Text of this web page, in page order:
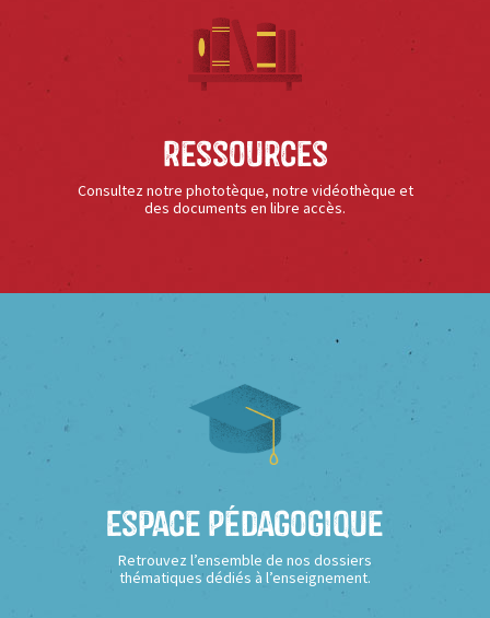
Ressources
Consultez notre phototèque, notre vidéothèque et
des documents en libre accès.
Espace Pédagogique
Retrouvez l’ensemble de nos dossiers
thématiques dédiés à l’enseignement.